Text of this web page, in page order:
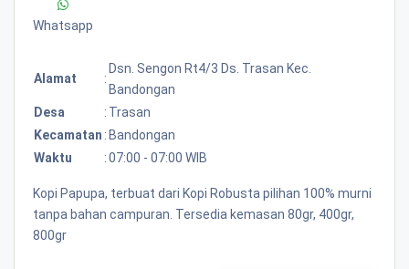
Whatsapp
Alamat :
Dsn. Sengon Rt4/3 Ds. Trasan Kec.
Bandongan
Desa
: Trasan
Kecamatan : Bandongan
Waktu
:07:00 - 07:00 WIB
Kopi Papupa, terbuat dari Kopi Robusta pilihan 100% murni
tanpa bahan campuran. Tersedia kemasan 80gr, 400gr,
800gr